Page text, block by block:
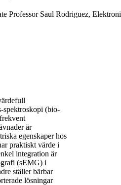
Professor Saul Rodriguez,
spektroskopi (bio-
är
egenskaper hos
praktiskt värde i
integration är
(sEMG) i
ställer bärbar
lösningar